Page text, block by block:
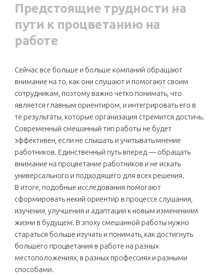
Предстоящие трудности на
пути к процветанию на
работе
Сейчас все больше и больше компаний обращают
внимание на то, как они слушают и помогают своим
сотрудникам, поэтому важно четко понимать, что
является главным ориентиром, и интегрировать его в
те результаты, которые организация стремится достичь.
Современный смешанный тип работы не будет
эффективен, если не слышать и учитывать мнение
работников. Единственный путь вперед — обращать
внимание на процветание работников и не искать
универсального и подходящего для всех решения.
В итоге, подобные исследования помогают
сформировать некий ориентир в процессе слушания,
изучения, улучшения и адаптации к новым изменениям
жизни в будущем. В эпоху смешанной работы нужно
стараться больше изучать и понимать, как достигнуть
большего процветания в работе на разных
местоположениях, в разных профессиях и разными
способами.